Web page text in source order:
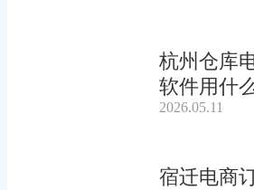
杭州仓库
软件用什
2026.05.11
宿迁电商